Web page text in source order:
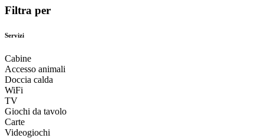
Filtra per
Servizi
Cabine
Accesso animali
Doccia calda
WiFi
TV
Giochi da tavolo
Carte
Videogiochi